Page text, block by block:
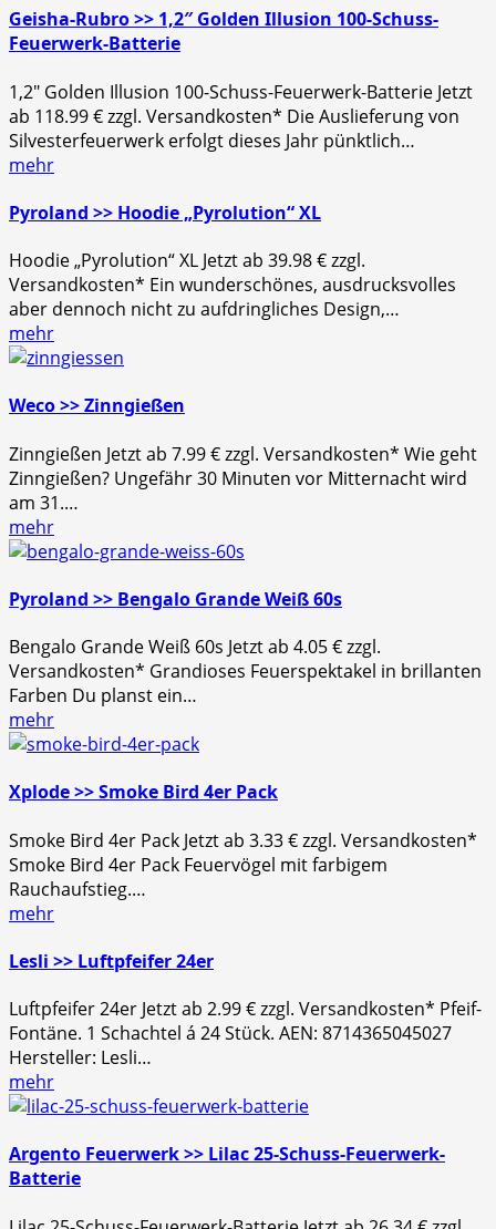
Geisha-Rubro >> 1,2″ Golden Illusion 100-Schuss-
Feuerwerk-Batterie
1,2″ Golden Illusion 100-Schuss-Feuerwerk-Batterie Jetzt
ab 118.99 € zzgl. Versandkosten* Die Auslieferung von
Silvesterfeuerwerk erfolgt dieses Jahr pünktlich…
mehr
Pyroland >> Hoodie „Pyrolution“ XL
Hoodie „Pyrolution“ XL Jetzt ab 39.98 € zzgl.
Versandkosten* Ein wunderschönes, ausdrucksvolles
aber dennoch nicht zu aufdringliches Design,…
mehr
Weco >> Zinngießen
Zinngießen Jetzt ab 7.99 € zzgl. Versandkosten* Wie geht
Zinngießen? Ungefähr 30 Minuten vor Mitternacht wird
am 31.…
mehr
Pyroland >> Bengalo Grande Weiß 60s
Bengalo Grande Weiß 60s Jetzt ab 4.05 € zzgl.
Versandkosten* Grandioses Feuerspektakel in brillanten
Farben Du planst ein…
mehr
Xplode >> Smoke Bird 4er Pack
Smoke Bird 4er Pack Jetzt ab 3.33 € zzgl. Versandkosten*
Smoke Bird 4er Pack Feuervögel mit farbigem
Rauchaufstieg.…
mehr
Lesli >> Luftpfeifer 24er
Luftpfeifer 24er Jetzt ab 2.99 € zzgl. Versandkosten* Pfeif-
Fontäne. 1 Schachtel á 24 Stück. AEN: 8714365045027
Hersteller: Lesli…
mehr
Argento Feuerwerk >> Lilac 25-Schuss-Feuerwerk-
Batterie